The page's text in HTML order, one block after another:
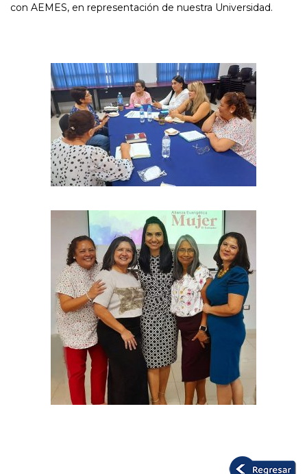
con AEMES, en representación de nuestra Universidad.